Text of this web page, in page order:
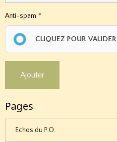
Anti-spam
CLIQUEZ POUR VALIDER
Ajouter
Pages
Echos du P.O.